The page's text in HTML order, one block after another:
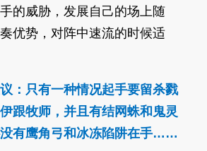
的威胁，发展自己的场上随
优势，对阵中速流的时候适
：只有一种情况起手要留杀戮
跟牧师，并且有结网蛛和鬼灵
有鹰角弓和冰冻陷阱在手……